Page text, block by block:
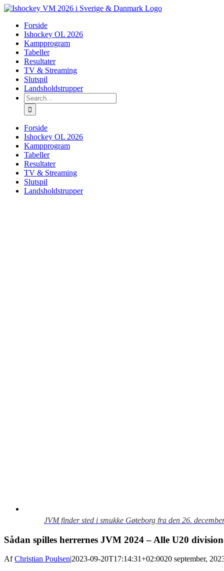
Skip
contentForside
Ishockey OL 2026
Kampprogram
Tabeller
Resultater
TV & Streaming
Slutspil
Landsholdstrupper
Search
for:
Forside
Ishockey OL 2026
Kampprogram
Tabeller
Resultater
TV & Streaming
Slutspil
Landsholdstrupper
JVM finder sted i smukke Gøteborg fra den 26.
Sådan spilles herrernes JVM 2024 – Alle U20
AfChristian Poulsen|2023-09-20T17:14:31+02:0020 september,